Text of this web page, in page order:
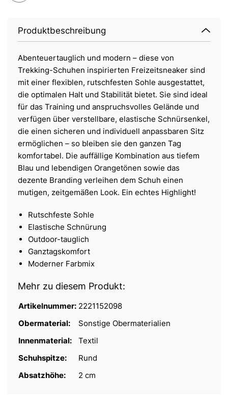
Produktbeschreibung
Abenteuertauglich und modern – diese von
Trekking-Schuhen inspirierten Freizeitsneaker sind
mit einer flexiblen, rutschfesten Sohle ausgestattet,
die optimalen Halt und Stabilität bietet. Sie sind ideal
für das Training und anspruchsvolles Gelände und
verfügen über verstellbare, elastische Schnürsenkel,
die einen sicheren und individuell anpassbaren Sitz
ermöglichen – so bleiben sie den ganzen Tag
komfortabel. Die auffällige Kombination aus tiefem
Blau und lebendigen Orangetönen sowie das
dezente Branding verleihen dem Schuh einen
mutigen, zeitgemäßen Look. Ein echtes Highlight!
Rutschfeste Sohle
Elastische Schnürung
Outdoor-tauglich
Ganztagskomfort
Moderner Farbmix
Mehr zu diesem Produkt:
Artikelnummer: 2221152098
Obermaterial:
Sonstige Obermaterialien
Innenmaterial:
Textil
Schuhspitze:
Rund
Absatzhöhe:
2 cm